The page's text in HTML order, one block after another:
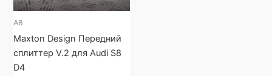
A8
Maxton Design Передний
сплиттер V.2 для Audi S8
D4